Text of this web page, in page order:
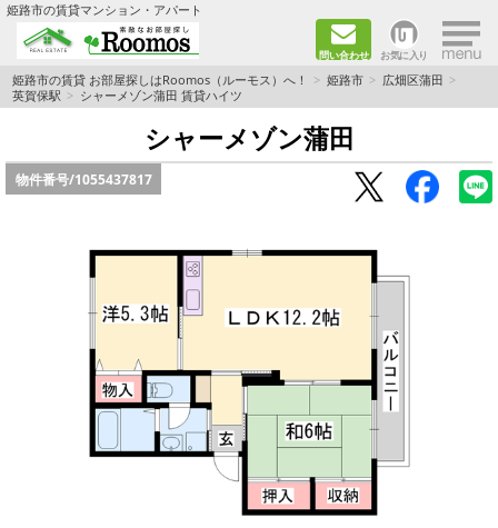
姫路市の賃貸マンション・アパート
問い合わせ お気に入り ×
TOPページ
ファミリー向けの部屋を探す
一人暮らし向けの部屋を探す
カップル向けの部屋を探す
敷金礼金0円の部屋を探す
都市ガス&オール電化の部屋を探す
ネット無料の部屋を探す
姫路市の賃貸 お部屋探しはRoomos（ルーモス）へ！ 姫路市
広畑区蒲田
英賀保駅
シャーメゾン蒲田 賃貸ハイツ
シャーメゾン蒲田
物件番号/1055437817